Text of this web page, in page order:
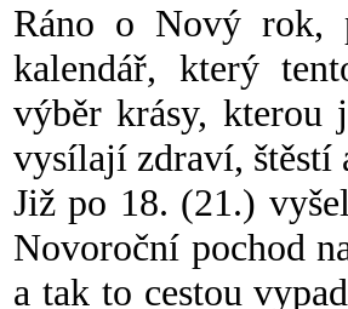
Ráno o Nový rok,
kalendář, který
výběr krásy, kterou
vysílají zdraví, štěstí
Již po 18. (21.)
Novoroční pochod
a tak to cestou